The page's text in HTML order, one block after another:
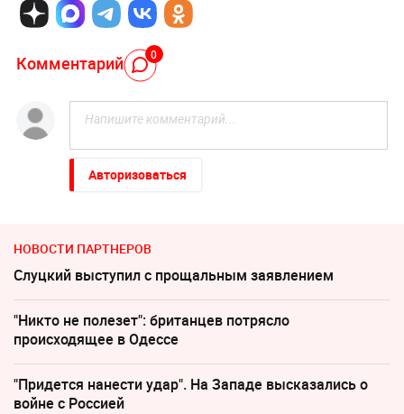
Комментарий 0
Авторизоваться
НОВОСТИ ПАРТНЕРОВ
Слуцкий выступил с прощальным заявлением
"Никто не полезет": британцев потрясло
происходящее в Одессе
"Придется нанести удар". На Западе высказались о
войне с Россией